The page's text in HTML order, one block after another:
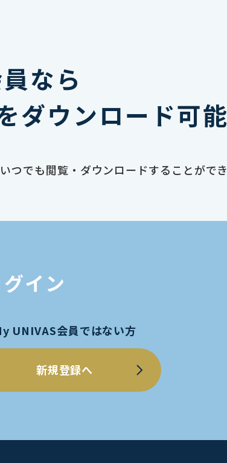
なら
ダウンロード可能
でも閲覧・ダウンロードすることができ
イン
UNIVAS会員ではない方
新規登録へ